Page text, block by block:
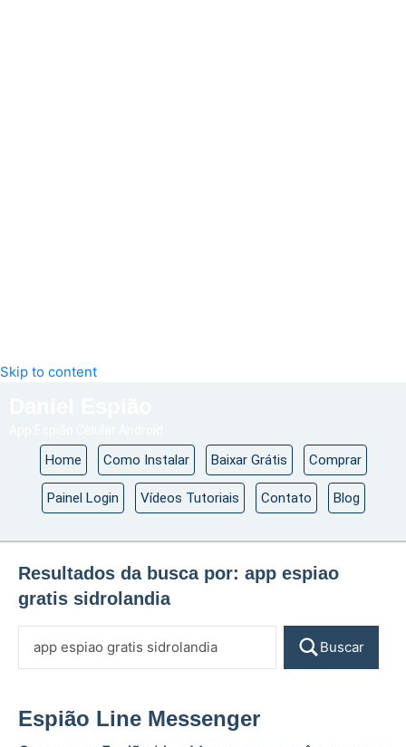
Skip to content
Home Como Instalar Baixar Grátis Comprar
Painel Login Vídeos Tutoriais Contato Blog
Resultados da busca por: app espiao
gratis sidrolandia
Buscar
Espião Line Messenger